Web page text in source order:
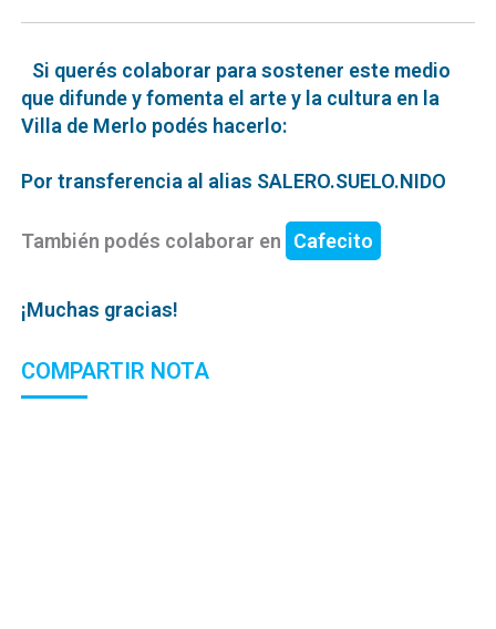
Si querés colaborar para sostener este medio
que difunde y fomenta el arte y la cultura en la
Villa de Merlo podés hacerlo:
Por transferencia al alias SALERO.SUELO.NIDO
También podés colaborar en Cafecito
¡Muchas gracias!
COMPARTIR NOTA